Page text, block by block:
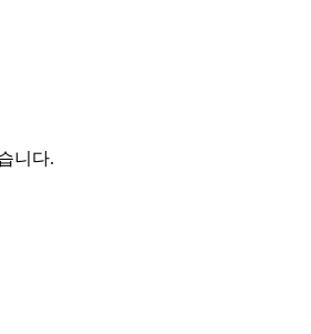
니다.